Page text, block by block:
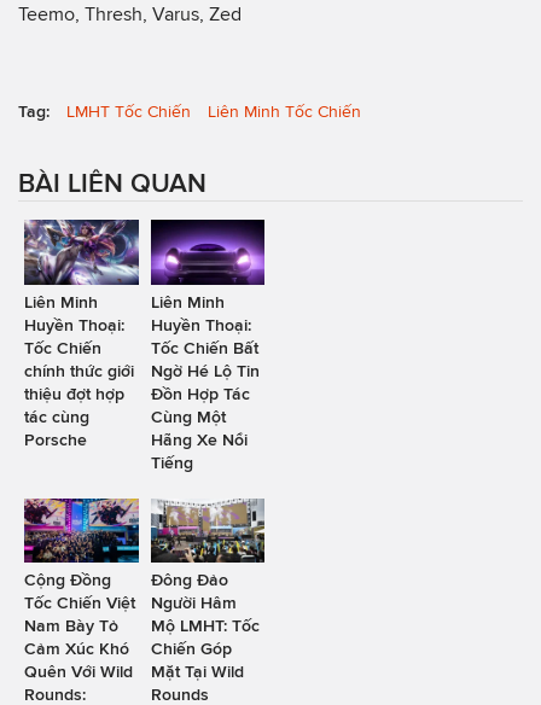
Teemo, Thresh, Varus, Zed
Tag: LMHT Tốc Chiến Liên Minh Tốc Chiến
BÀI LIÊN QUAN
Liên Minh
Huyền Thoại:
Tốc Chiến
chính thức giới
thiệu đợt hợp
tác cùng
Porsche
Liên Minh
Huyền Thoại:
Tốc Chiến Bất
Ngờ Hé Lộ Tin
Đồn Hợp Tác
Cùng Một
Hãng Xe Nổi
Tiếng
Cộng Đồng
Tốc Chiến Việt
Nam Bày Tỏ
Cảm Xúc Khó
Quên Với Wild
Rounds:
Đông Đảo
Người Hâm
Mộ LMHT: Tốc
Chiến Góp
Mặt Tại Wild
Rounds